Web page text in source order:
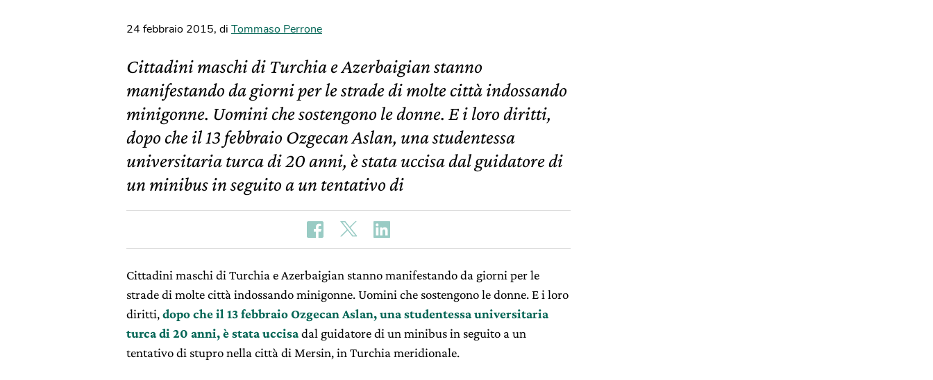
24 febbraio 2015, di Tommaso Perrone
Cittadini maschi di Turchia e Azerbaigian stanno
manifestando da giorni per le strade di molte città indossando
minigonne. Uomini che sostengono le donne. E i loro diritti,
dopo che il 13 febbraio Ozgecan Aslan, una studentessa
universitaria turca di 20 anni, è stata uccisa dal guidatore di
un minibus in seguito a un tentativo di
Cittadini maschi di Turchia e Azerbaigian stanno manifestando da giorni per le
strade di molte città indossando minigonne. Uomini che sostengono le donne. E i loro
diritti,dopo che il 13 febbraio Ozgecan Aslan, una studentessa universitaria
turca di 20 anni, è stata uccisadal guidatore di un minibus in seguito a un
tentativo di stupro nella città di Mersin, in Turchia meridionale.